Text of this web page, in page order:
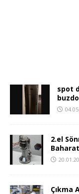
spot
2.el
Çıkma